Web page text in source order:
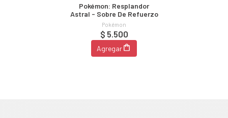
Pokémon: Resplandor
Astral - Sobre De Refuerzo
Pokémon
$ 5.500
Agregar